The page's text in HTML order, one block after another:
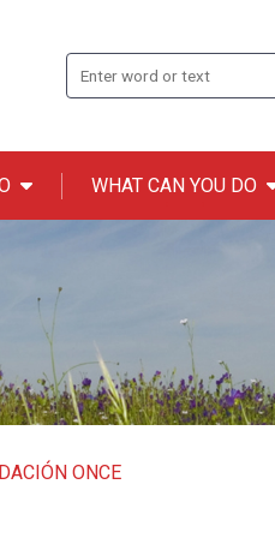
Search
WHAT CAN YOU DO
ONCE